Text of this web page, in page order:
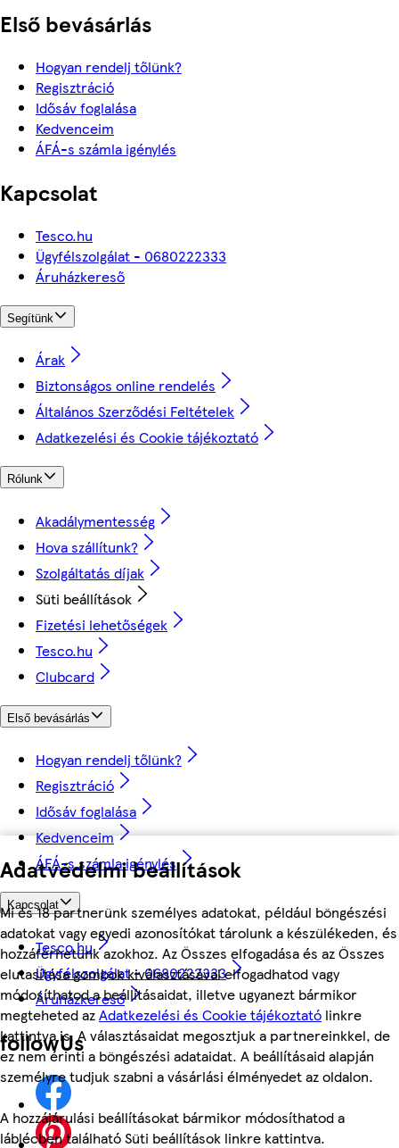
Adatvédelmi beállítások
Mi és 18 partnerünk személyes adatokat, például böngészési
adatokat vagy egyedi azonosítókat tárolunk a készülékeden, és
hozzáférhetünk azokhoz. Az Összes elfogadása és az Összes
elutasítása gombok kiválasztásával elfogadhatod vagy
módosíthatod a beállításaidat, illetve ugyanezt bármikor
megteheted azAdatkezelési és Cookie tájékoztató linkre
kattintva is. A választásaidat megosztjuk a partnereinkkel, de
ez nem érinti a böngészési adataidat. A beállításaid alapján
személyre tudjuk szabni a vásárlási élményedet az oldalon.
A hozzájárulási beállításokat bármikor módosíthatod a
láblécben található Süti beállítások linkre kattintva.
Első bevásárlás
Hogyan rendelj tőlünk?
Regisztráció
Idősáv foglalása
Kedvenceim
ÁFÁ-s számla igénylés
Kapcsolat
Tesco.hu
Ügyfélszolgálat - 0680222333
Áruházkereső
Segítünk
Árak
Biztonságos online rendelés
Általános Szerződési Feltételek
Adatkezelési és Cookie tájékoztató
Rólunk
Akadálymentesség
Hova szállítunk?
Szolgáltatás díjak
Süti beállítások
Fizetési lehetőségek
Tesco.hu
Clubcard
Első bevásárlás
Hogyan rendelj tőlünk?
Regisztráció
Idősáv foglalása
Kedvenceim
ÁFÁ-s számla igénylés
Kapcsolat
Tesco.hu
Ügyfélszolgálat - 0680222333
Áruházkereső
followUs